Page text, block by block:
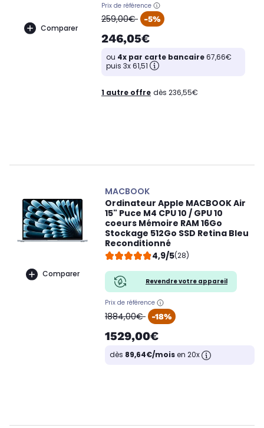
Comparer
Prix de référence
oldPrice
259,00€ -5%
246,05€
ou 4x par carte bancaire67,66€
puis 3x 61,51
1 autre offre dès 236,55€
Comparer
MACBOOK
Ordinateur Apple MACBOOK Air
15" Puce M4 CPU 10 / GPU 10
coeurs Mémoire RAM 16Go
Stockage 512Go SSD Retina Bleu
Reconditionné
4,9/5(28)
Revendre votre appareil
Prix de référence
oldPrice
1884,00€ -18%
1529,00€
dès 89,64€/moisen 20x